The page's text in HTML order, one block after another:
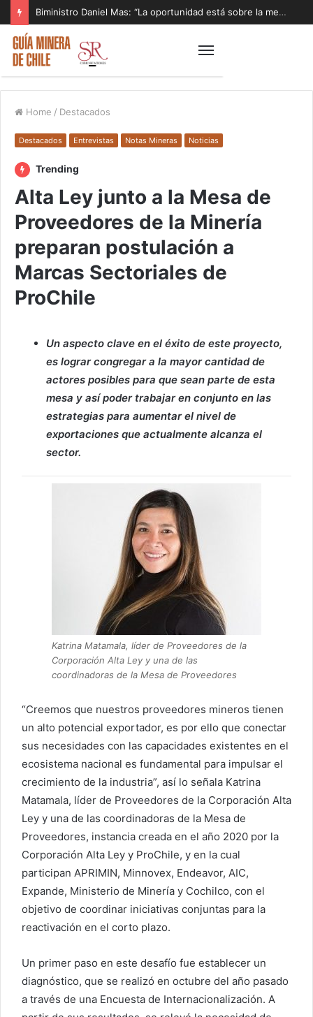
Biministro Daniel Mas: “La oportunidad está sobre la mesa y tenemos que aprovecharla”
Home / Destacados
Destacados Entrevistas Notas Mineras Noticias
Trending
Alta Ley junto a la Mesa de
Proveedores de la Minería
preparan postulación a
Marcas Sectoriales de
ProChile
Un aspecto clave en el éxito de este proyecto,
es lograr congregar a la mayor cantidad de
actores posibles para que sean parte de esta
mesa y así poder trabajar en conjunto en las
estrategias para aumentar el nivel de
exportaciones que actualmente alcanza el
sector.
Katrina Matamala, líder de Proveedores de la
Corporación Alta Ley y una de las
coordinadoras de la Mesa de Proveedores
“Creemos que nuestros proveedores mineros tienen
un alto potencial exportador, es por ello que conectar
sus necesidades con las capacidades existentes en el
ecosistema nacional es fundamental para impulsar el
crecimiento de la industria”, así lo señala Katrina
Matamala, líder de Proveedores de la Corporación Alta
Ley y una de las coordinadoras de la Mesa de
Proveedores, instancia creada en el año 2020 por la
Corporación Alta Ley y ProChile, y en la cual
participan APRIMIN, Minnovex, Endeavor, AIC,
Expande, Ministerio de Minería y Cochilco, con el
objetivo de coordinar iniciativas conjuntas para la
reactivación en el corto plazo.
Un primer paso en este desafío fue establecer un
diagnóstico, que se realizó en octubre del año pasado
a través de una Encuesta de Internacionalización. A